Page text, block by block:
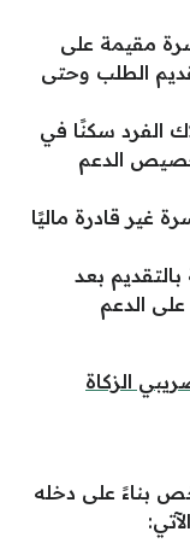
مقيمة على
الطلب وحتى
الفرد سكنًا في
الدعم
غير قادرة ماليًا
بعد
الدعم
الزكاة
بناءََ على دخله